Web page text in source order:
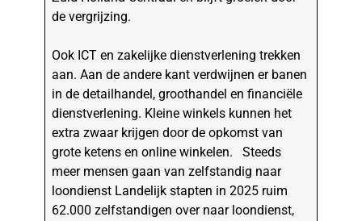
de vergrijzing.
Ook ICT en zakelijke dienstverlening trekken
aan. Aan de andere kant verdwijnen er banen
in de detailhandel, groothandel en financiële
dienstverlening. Kleine winkels kunnen het
extra zwaar krijgen door de opkomst van
grote ketens en online winkelen. Steeds
meer mensen gaan van zelfstandig naar
loondienst Landelijk stapten in 2025 ruim
62.000 zelfstandigen over naar loondienst,